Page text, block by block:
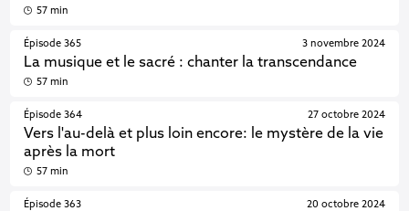
57 min
Épisode 365
La musique et le sacré : chanter la transcendance
3 novembre 2024
57 min
Épisode 364
Vers l'au-delà et plus loin encore: le mystère de la vie
après la mort
27 octobre 2024
57 min
Épisode 363 20 octobre 2024